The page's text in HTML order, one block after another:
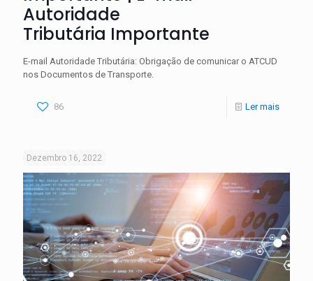
Autoridade
Tributária Importante
E-mail Autoridade Tributária: Obrigação de comunicar o ATCUD
nos Documentos de Transporte.
86 Ler mais
Dezembro 16, 2022